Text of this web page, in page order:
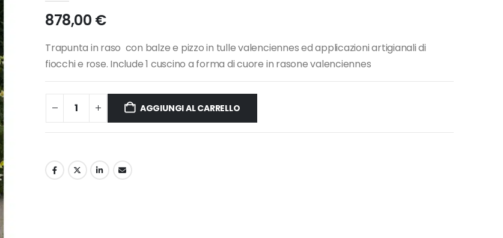
878,00 €
Trapunta in raso con balze e pizzo in tulle valenciennes ed applicazioni artigianali di
fiocchi e rose. Include 1 cuscino a forma di cuore in rasone valenciennes
AGGIUNGI AL CARRELLO